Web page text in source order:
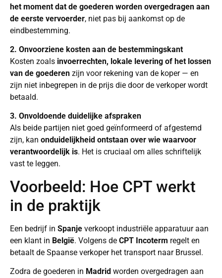
het moment dat de goederen worden overgedragen aan
de eerste vervoerder, niet pas bij aankomst op de
eindbestemming.
2. Onvoorziene kosten aan de bestemmingskant
Kosten zoals invoerrechten, lokale levering of het lossen
van de goederen zijn voor rekening van de koper — en
zijn niet inbegrepen in de prijs die door de verkoper wordt
betaald.
3. Onvoldoende duidelijke afspraken
Als beide partijen niet goed geïnformeerd of afgestemd
zijn, kan onduidelijkheid ontstaan over wie waarvoor
verantwoordelijk is. Het is cruciaal om alles schriftelijk
vast te leggen.
Voorbeeld: Hoe CPT werkt
in de praktijk
Een bedrijf in Spanje verkoopt industriële apparatuur aan
een klant in België. Volgens de CPT Incoterm regelt en
betaalt de Spaanse verkoper het transport naar Brussel.
Zodra de goederen in Madrid worden overgedragen aan